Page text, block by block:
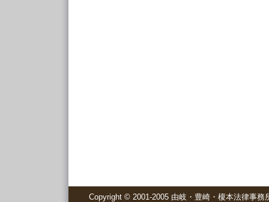
Copyright © 2001-2005 由岐・豊崎・榎本法律事